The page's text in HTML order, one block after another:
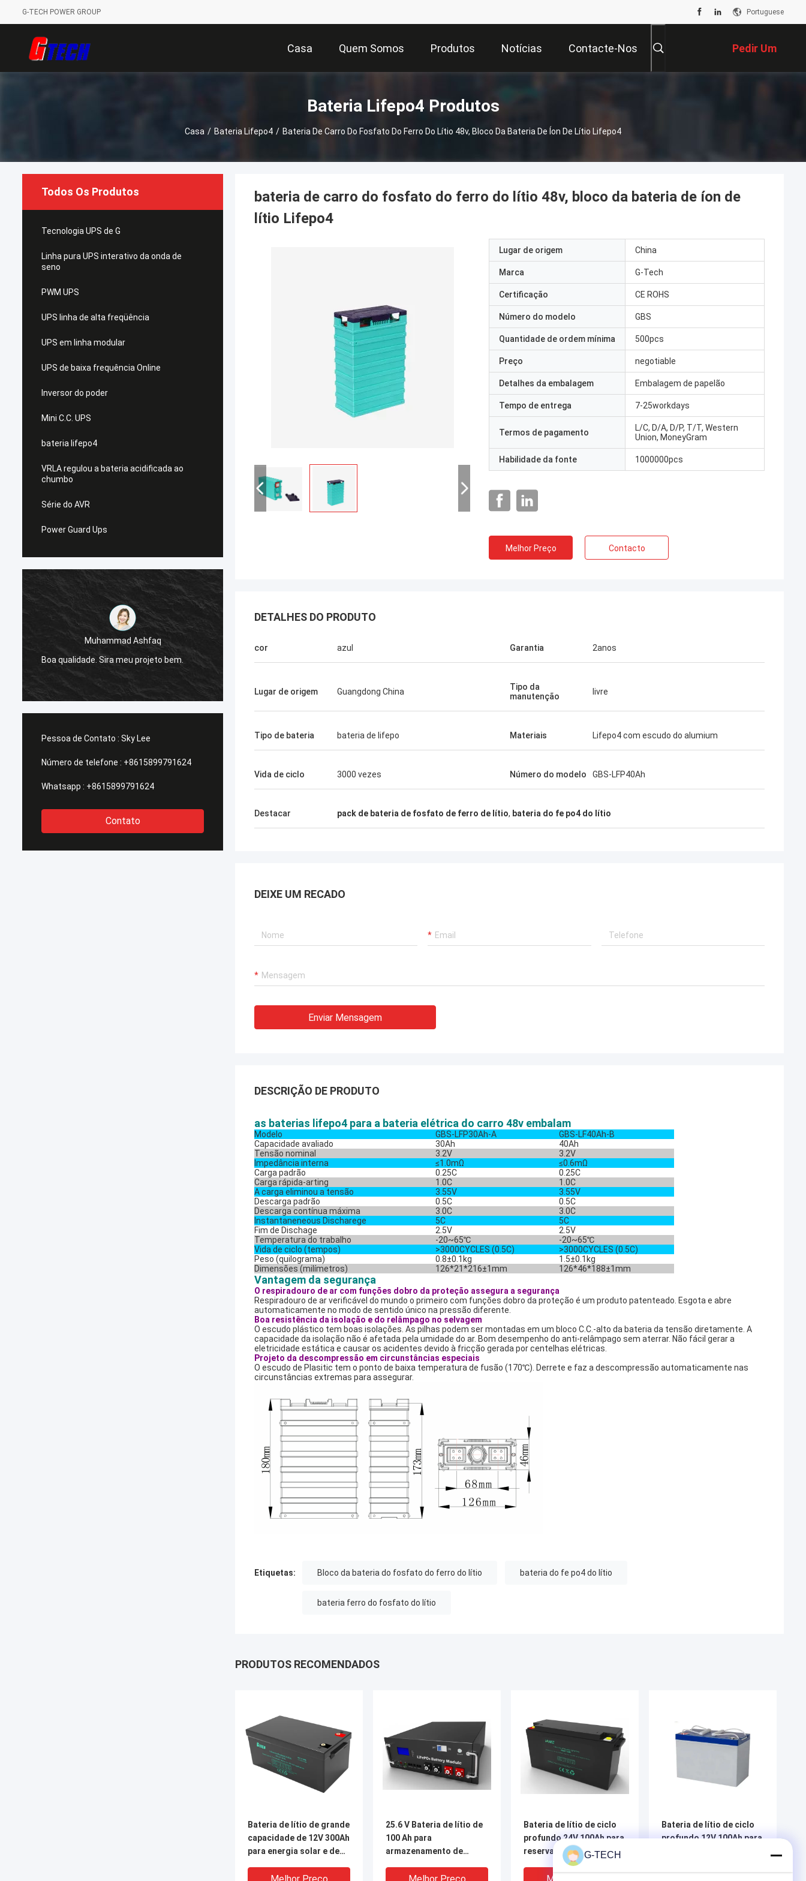
G-TECH POWER GROUP Portuguese
Casa Quem Somos Produtos Notícias Contacte-Nos Pedir Um
Orçamento
Bateria Lifepo4 Produtos
Casa / Bateria Lifepo4 / Bateria De Carro Do Fosfato Do Ferro Do Lítio 48v, Bloco Da Bateria De Íon De Lítio Lifepo4
Todos Os Produtos
Tecnologia UPS de G
Linha pura UPS interativo da onda de
seno
PWM UPS
UPS linha de alta freqüência
UPS em linha modular
UPS de baixa frequência Online
Inversor do poder
Mini C.C. UPS
bateria lifepo4
VRLA regulou a bateria acidificada ao
chumbo
Série do AVR
Power Guard Ups
Muhammad Ashfaq
Boa qualidade. Sira meu projeto bem.
Eu sou satisfeito muito com os produtos
Pessoa de Contato : Sky Lee
Número de telefone : +8615899791624
Whatsapp : +8615899791624
Contato
bateria de carro do fosfato do ferro do lítio 48v, bloco da bateria de íon de
lítio Lifepo4
Lugar de origem China
Marca G-Tech
Certificação CE ROHS
Número do modelo GBS
Quantidade de ordem mínima 500pcs
Preço negotiable
Detalhes da embalagem Embalagem de papelão
Tempo de entrega 7-25workdays
Termos de pagamento
L/C, D/A, D/P, T/T, Western
Union, MoneyGram
Habilidade da fonte 1000000pcs
Melhor Preço Contacto
DETALHES DO PRODUTO
cor azul Garantia 2anos
Lugar de origem Guangdong China
Tipo da
manutenção
livre
Tipo de bateria bateria de lifepo Materiais Lifepo4 com escudo do alumium
Vida de ciclo 3000 vezes Número do modelo GBS-LFP40Ah
Destacar pack de bateria de fosfato de ferro de lítio, bateria do fe po4 do lítio
DEIXE UM RECADO
Enviar Mensagem
DESCRIÇÃO DE PRODUTO
as baterias lifepo4 para a bateria elétrica do carro 48v embalam
Modelo GBS-LFP30Ah-A
GBS-LF40Ah-B
Capacidade avaliado
30Ah
40Ah
Tensão nominal
3.2V
3.2V
Impedância interna
≤1.0mΩ
≤0.6mΩ
Carga padrão
0.25C
0.25C
Carga rápida-arting
1.0C
1.0C
A carga eliminou a tensão
3.55V
3.55V
Descarga padrão
0.5C
0.5C
Descarga contínua máxima
3.0C
3.0C
Instantaneneous Discharege
5C
5C
Fim de Dischage
2.5V
2.5V
Temperatura do trabalho
-20~65℃
-20~65℃
Vida de ciclo (tempos)
>3000CYCLES (0.5C) >3000CYCLES (0.5C)
Peso (quilograma)
0.8±0.1kg
1.5±0.1kg
Dimensões (milímetros)
126*21*216±1mm 126*46*188±1mm
Vantagem da segurança
O respiradouro de ar com funções dobro da proteção assegura a segurança
Respiradouro de ar verificável do mundo o primeiro com funções dobro da proteção é um produto patenteado. Esgota e abre
automaticamente no modo de sentido único na pressão diferente.
Boa resistência da isolação e do relâmpago no selvagem
O escudo plástico tem boas isolações. As pilhas podem ser montadas em um bloco C.C.-alto da bateria da tensão diretamente. A
capacidade da isolação não é afetada pela umidade do ar. Bom desempenho do anti-relâmpago sem aterrar. Não fácil gerar a
eletricidade estática e causar os acidentes devido à fricção gerada por centelhas elétricas.
Projeto da descompressão em circunstâncias especiais
O escudo de Plasitic tem o ponto de baixa temperatura de fusão (170℃). Derrete e faz a descompressão automaticamente nas
circunstâncias extremas para assegurar.
Etiquetas: Bloco da bateria do fosfato do ferro do lítio bateria do fe po4 do lítio
bateria ferro do fosfato do lítio
PRODUTOS RECOMENDADOS
Bateria de lítio de grande
capacidade de 12V 300Ah
para energia solar e de
25.6 V Bateria de lítio de
100 Ah para
armazenamento de
Bateria de lítio de ciclo
profundo 24V 100Ah para
reserva de energia e
armazenamento de
energia
Bateria de lítio de ciclo
profundo 12V 100Ah para
G-TECH